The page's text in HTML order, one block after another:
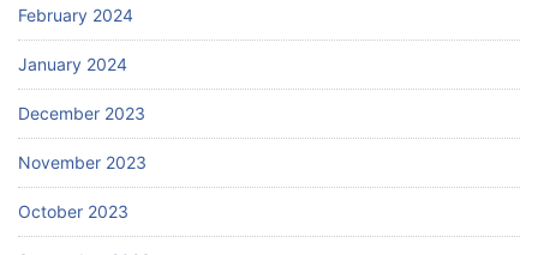
February 2024
January 2024
December 2023
November 2023
October 2023